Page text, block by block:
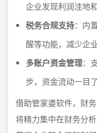
企业发现利润洼地
税务合规支持：内
醒等功能，减少企
多账户资金管理：
步，资金流动一目
借助管家婆软件，财
将精力集中在财务分